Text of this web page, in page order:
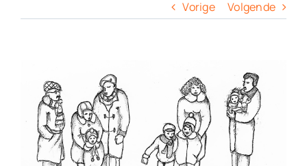
Contact
Vorige Volgende
Larger
Image